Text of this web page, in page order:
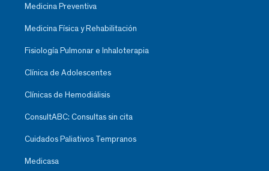
Medicina Preventiva
Medicina Física y Rehabilitación
Fisiología Pulmonar e Inhaloterapia
Clínica de Adolescentes
Clínicas de Hemodiálisis
ConsultABC: Consultas sin cita
Cuidados Paliativos Tempranos
Medicasa